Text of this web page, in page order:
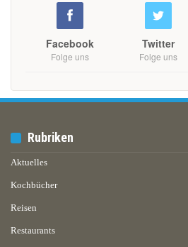
Facebook
Folge uns
Twitter
Folge uns
Rubriken
Aktuelles
Kochbücher
Reisen
Restaurants